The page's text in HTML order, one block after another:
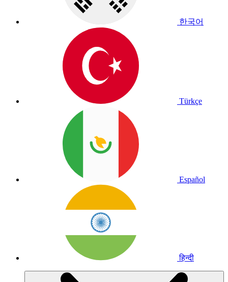
한국어
Türkçe
Español
हिन्दी